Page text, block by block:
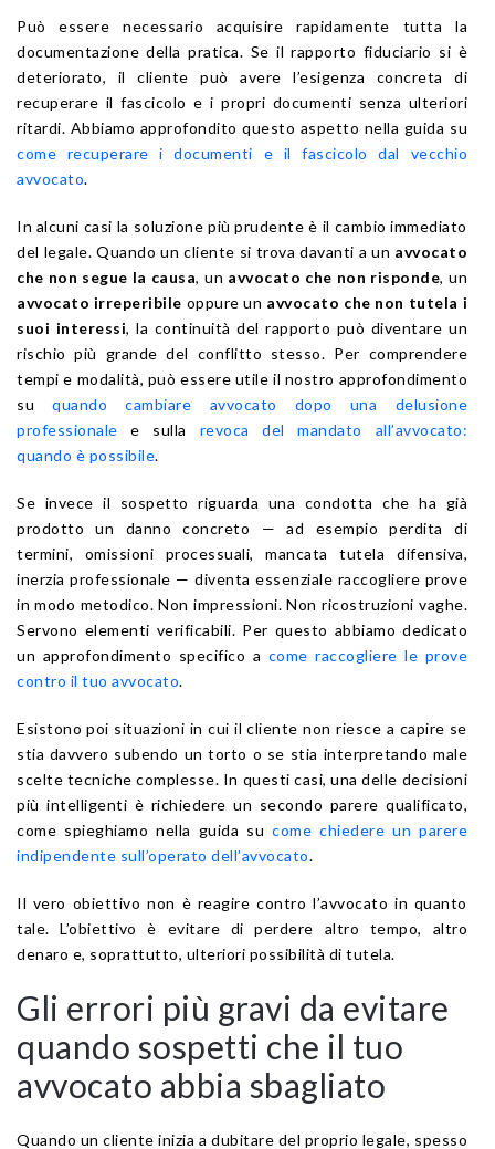
Può essere necessario acquisire rapidamente tutta la
documentazione della pratica. Se il rapporto fiduciario si è
deteriorato, il cliente può avere l’esigenza concreta di
recuperare il fascicolo e i propri documenti senza ulteriori
ritardi. Abbiamo approfondito questo aspetto nella guida su
come recuperare i documenti e il fascicolo dal vecchio
avvocato.
In alcuni casi la soluzione più prudente è il cambio immediato
del legale. Quando un cliente si trova davanti a un avvocato
che non segue la causa, un avvocato che non risponde, un
avvocato irreperibile oppure un avvocato che non tutela i
suoi interessi, la continuità del rapporto può diventare un
rischio più grande del conflitto stesso. Per comprendere
tempi e modalità, può essere utile il nostro approfondimento
suquando cambiare avvocato dopo una delusione
professionale e sulla revoca del mandato all’avvocato:
quando è possibile.
Se invece il sospetto riguarda una condotta che ha già
prodotto un danno concreto — ad esempio perdita di
termini, omissioni processuali, mancata tutela difensiva,
inerzia professionale — diventa essenziale raccogliere prove
in modo metodico. Non impressioni. Non ricostruzioni vaghe.
Servono elementi verificabili. Per questo abbiamo dedicato
un approfondimento specifico a come raccogliere le prove
contro il tuo avvocato.
Esistono poi situazioni in cui il cliente non riesce a capire se
stia davvero subendo un torto o se stia interpretando male
scelte tecniche complesse. In questi casi, una delle decisioni
più intelligenti è richiedere un secondo parere qualificato,
come spieghiamo nella guida su come chiedere un parere
indipendente sull’operato dell’avvocato.
Il vero obiettivo non è reagire contro l’avvocato in quanto
tale. L’obiettivo è evitare di perdere altro tempo, altro
denaro e, soprattutto, ulteriori possibilità di tutela.
Gli errori più gravi da evitare
quando sospetti che il tuo
avvocato abbia sbagliato
Quando un cliente inizia a dubitare del proprio legale, spesso